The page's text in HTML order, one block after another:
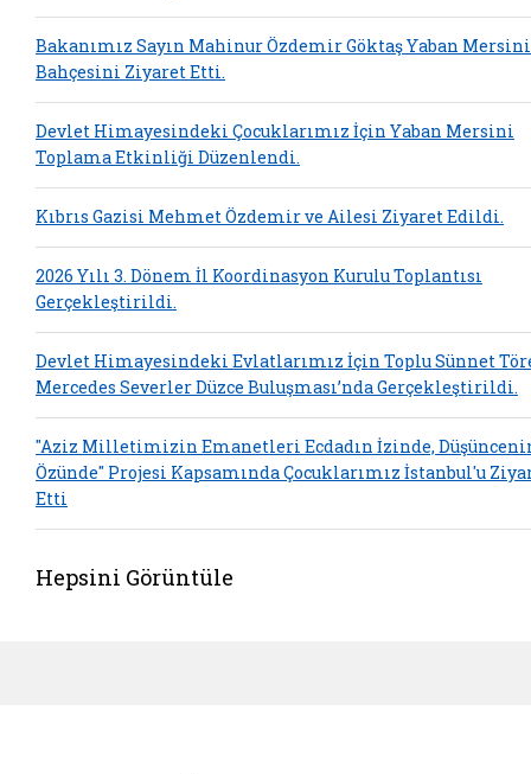
Bakanımız Sayın Mahinur Özdemir Göktaş Yaban Mersini
Bahçesini Ziyaret Etti.
Devlet Himayesindeki Çocuklarımız İçin Yaban Mersini
Toplama Etkinliği Düzenlendi.
Kıbrıs Gazisi Mehmet Özdemir ve Ailesi Ziyaret Edildi.
2026 Yılı 3. Dönem İl Koordinasyon Kurulu Toplantısı
Gerçekleştirildi.
Devlet Himayesindeki Evlatlarımız İçin Toplu Sünnet
Mercedes Severler Düzce Buluşması’nda Gerçekleştirildi.
"Aziz Milletimizin Emanetleri Ecdadın İzinde,
Özünde" Projesi Kapsamında Çocuklarımız İstanbul'u
Etti
Hepsini Görüntüle